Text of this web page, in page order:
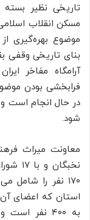
مسکن انقلاب
بنای تاریخی وقفی
آرامگاه مفاخر
فرابخشی بودن
در حال انجام است
شود.
معاونت میراث